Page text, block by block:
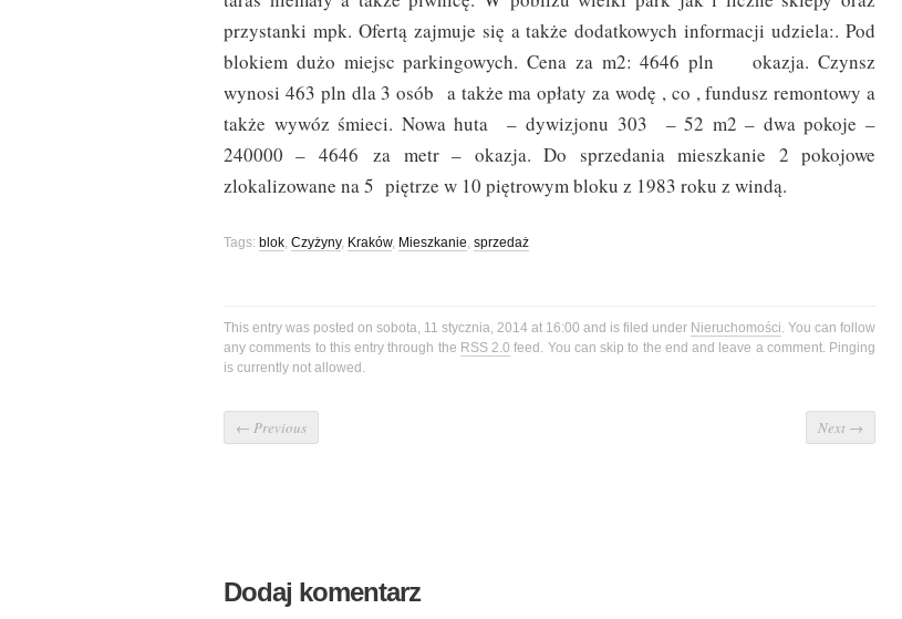
przystanki mpk. Ofertą zajmuje się a także dodatkowych informacji udziela:. Pod
blokiem dużo miejsc parkingowych. Cena za m2: 4646 pln okazja. Czynsz
wynosi 463 pln dla 3 osób a także ma opłaty za wodę , co , fundusz remontowy a
także wywóz śmieci. Nowa huta – dywizjonu 303 – 52 m2 – dwa pokoje –
240000 – 4646 za metr – okazja. Do sprzedania mieszkanie 2 pokojowe
zlokalizowane na 5 piętrze w 10 piętrowym bloku z 1983 roku z windą.
Tags: blok, Czyżyny, Kraków, Mieszkanie, sprzedaż
This entry was posted on sobota, 11 stycznia, 2014 at 16:00 and is filed under Nieruchomości. You can follow
any comments to this entry through the RSS 2.0 feed. You can skip to the end and leave a comment. Pinging
is currently not allowed.
← Previous Next →
Dodaj komentarz